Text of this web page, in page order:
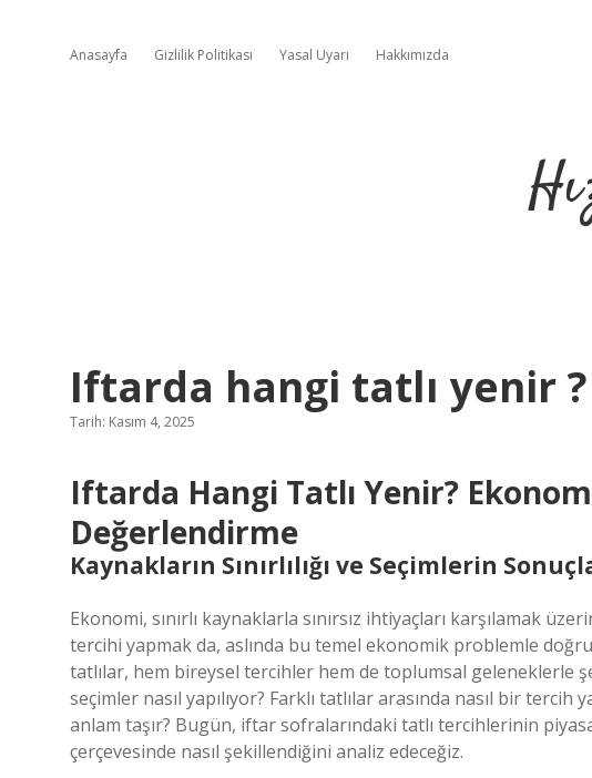
Anasayfa Gizlilik Politikası Yasal Uyarı Hakkımızda
Iftarda hangi tatlı yenir ?
Tarih: Kasım 4, 2025
Iftarda Hangi Tatlı Yenir?
Değerlendirme
Kaynakların Sınırlılığı ve Seçimlerin
Ekonomi, sınırlı kaynaklarla sınırsız ihtiyaçları karşılamak
tercihi yapmak da, aslında bu temel ekonomik problemle
tatlılar, hem bireysel tercihler hem de toplumsal geleneklerle
seçimler nasıl yapılıyor? Farklı tatlılar arasında nasıl bir tercih
anlam taşır? Bugün, iftar sofralarındaki tatlı tercihlerinin
çerçevesinde nasıl şekillendiğini analiz edeceğiz.